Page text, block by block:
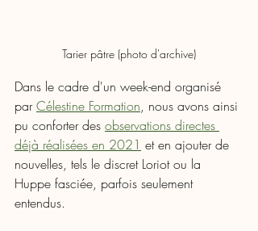
Tarier pâtre (photo d'archive)
Dans le cadre d'un week-end organisé
par Célestine Formation, nous avons ainsi
pu conforter des observations directes
déjà réalisées en 2021 et en ajouter de
nouvelles, tels le discret Loriot ou la
Huppe fasciée, parfois seulement
entendus.